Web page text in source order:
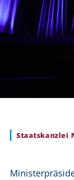
Staatskanzlei